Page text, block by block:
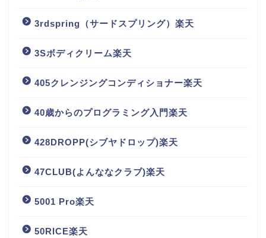
3rdspring（サードスプリング）楽天
3Sボディクリーム楽天
405クレンジングコンディショナー楽天
40歳からのプログラミング入門楽天
428DROPP(シブヤドロップ)楽天
47CLUB(よんななクラブ)楽天
5001 Pro楽天
50RICE楽天